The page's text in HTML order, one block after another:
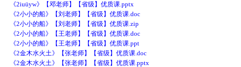
《2iuüyw》【邓老师】【省级】优质课.pptx
《2小小的船》【刘老师】【省级】优质课.doc
《2小小的船》【刘老师】【省级】优质课.zip
《2小小的船》【王老师】【省级】优质课.doc
《2小小的船》【王老师】【省级】优质课.ppt
《2金木水火土》【张老师】【省级】优质课.doc
《2金木水火土》【张老师】【省级】优质课.pptx